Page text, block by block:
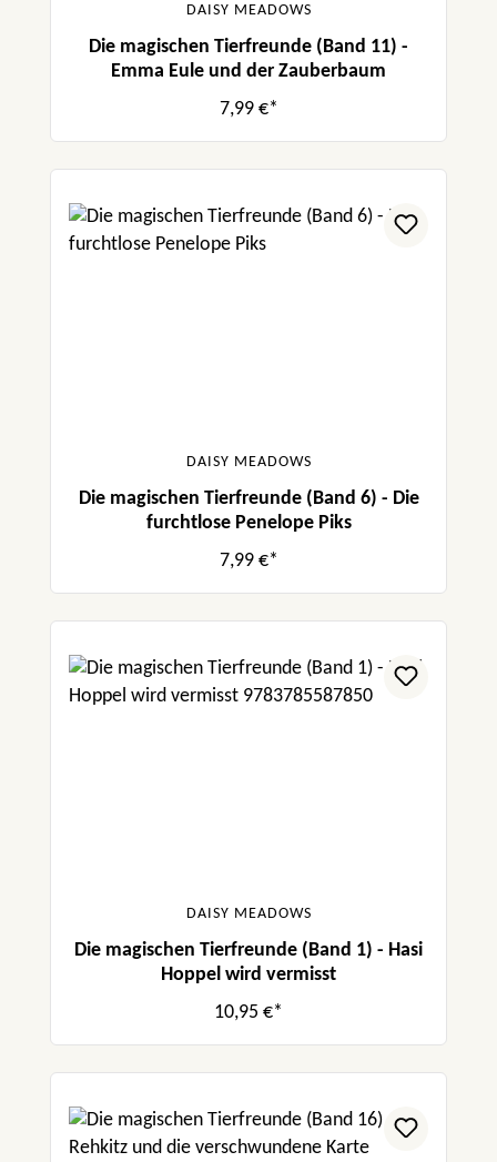
DAISY MEADOWS
Die magischen Tierfreunde (Band 11) -
Emma Eule und der Zauberbaum
7,99 €*
DAISY MEADOWS
Die magischen Tierfreunde (Band 6) - Die
furchtlose Penelope Piks
7,99 €*
DAISY MEADOWS
Die magischen Tierfreunde (Band 1) - Hasi
Hoppel wird vermisst
10,95 €*